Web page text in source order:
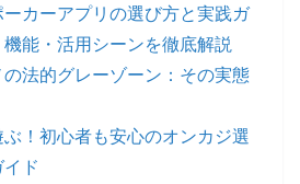
カーアプリの選び方と実践ガ
能・活用シーンを徹底解説
法的グレーゾーン：その実態
！初心者も安心のオンカジ選
ド